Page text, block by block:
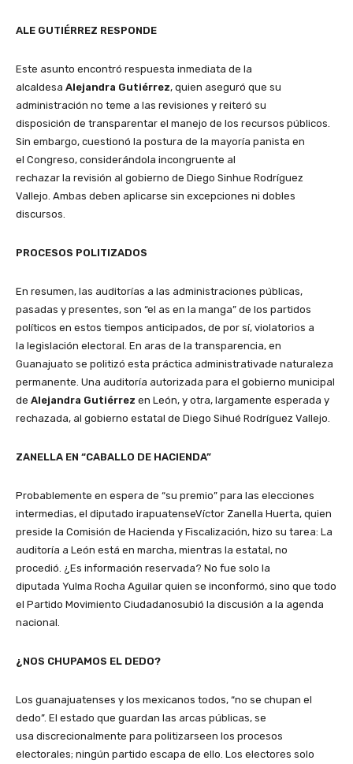
ALE GUTIÉRREZ RESPONDE
Este asunto encontró respuesta inmediata de la
alcaldesa Alejandra Gutiérrez, quien aseguró que su
administración no teme a las revisiones y reiteró su
disposición de transparentar el manejo de los recursos públicos.
Sin embargo, cuestionó la postura de la mayoría panista en
el Congreso, considerándola incongruente al
rechazar la revisión al gobierno de Diego Sinhue Rodríguez
Vallejo. Ambas deben aplicarse sin excepciones ni dobles
discursos.
PROCESOS POLITIZADOS
En resumen, las auditorías a las administraciones públicas,
pasadas y presentes, son “el as en la manga” de los partidos
políticos en estos tiempos anticipados, de por sí, violatorios a
la legislación electoral. En aras de la transparencia, en
Guanajuato se politizó esta práctica administrativade naturaleza
permanente. Una auditoría autorizada para el gobierno municipal
de Alejandra Gutiérrez en León, y otra, largamente esperada y
rechazada, al gobierno estatal de Diego Sihué Rodríguez Vallejo.
ZANELLA EN “CABALLO DE HACIENDA”
Probablemente en espera de “su premio” para las elecciones
intermedias, el diputado irapuatenseVíctor Zanella Huerta, quien
preside la Comisión de Hacienda y Fiscalización, hizo su tarea: La
auditoría a León está en marcha, mientras la estatal, no
procedió. ¿Es información reservada? No fue solo la
diputada Yulma Rocha Aguilar quien se inconformó, sino que todo
el Partido Movimiento Ciudadanosubió la discusión a la agenda
nacional.
¿NOS CHUPAMOS EL DEDO?
Los guanajuatenses y los mexicanos todos, “no se chupan el
dedo”. El estado que guardan las arcas públicas, se
usa discrecionalmente para politizarseen los procesos
electorales; ningún partido escapa de ello. Los electores solo